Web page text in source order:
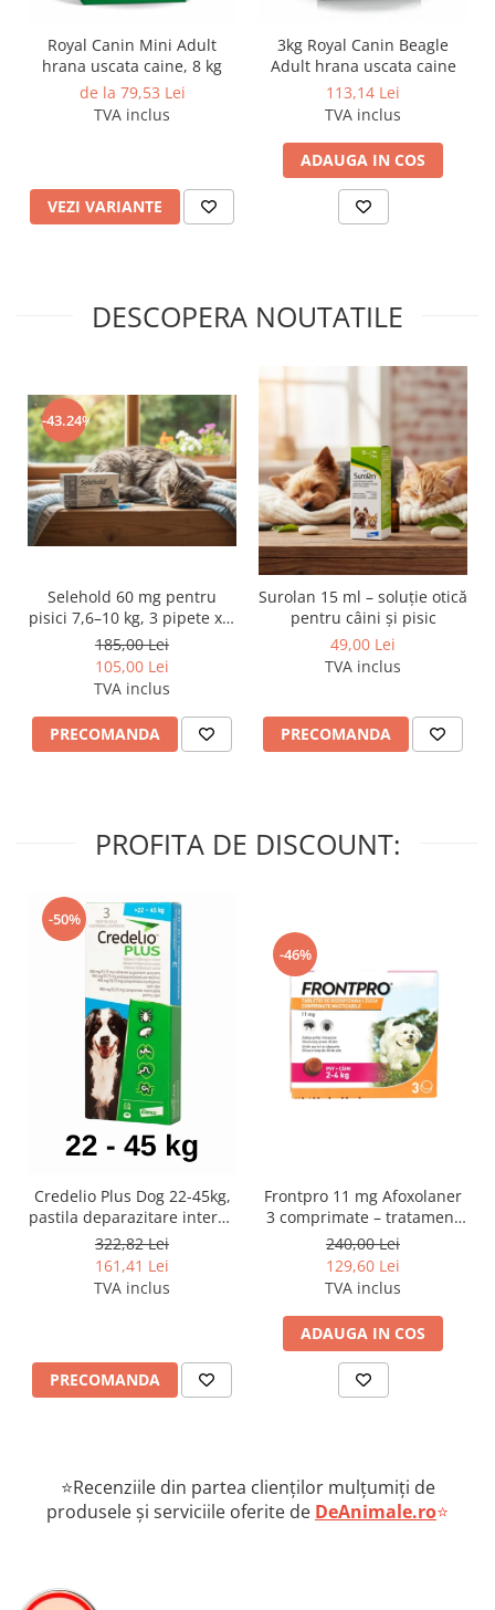
*L.I.P.: proteină selecţionată datorită gradului său ridicat de
Ghid de hranire :
Nivel redus de -
148 g
1+6/8 pahar
1+7/8 pahar
14 KG
2+1/8 pahar
dozaj
16 KG 196 g
2+3/8 pahar
dozaj
1 PAHAR DOZAJ = 240 ML = 83
G
Royal Canin Mini Adult
hrana uscata caine, 8 kg
de la 79,53 Lei
TVA inclus
VEZI VARIANTE
3kg Royal Canin Beagle
Adult hrana uscata caine
113,14 Lei
TVA inclus
ADAUGA IN COS
DESCOPERA NOUTATILE
-43.24%
Selehold 60 mg pentru
pisici 7,6–10 kg, 3 pipete x 1
ml – soluție antiparazitară
spot-on
185,00 Lei
105,00 Lei
TVA inclus
PRECOMANDA
Surolan 15 ml – soluție otică
pentru câini și pisic
49,00 Lei
TVA inclus
PRECOMANDA
PROFITA DE DISCOUNT:
-50%
Credelio Plus Dog 22-45kg,
pastila deparazitare interna
si externa
322,82 Lei
161,41 Lei
TVA inclus
PRECOMANDA
-46%
Frontpro 11 mg Afoxolaner
3 comprimate – tratament
impotriva puricilor și
căpușelor câini 2-4 kg
240,00 Lei
129,60 Lei
TVA inclus
ADAUGA IN COS
⭐Recenziile din partea clienților mulțumiți de
produsele și serviciile oferite de DeAnimale.ro⭐